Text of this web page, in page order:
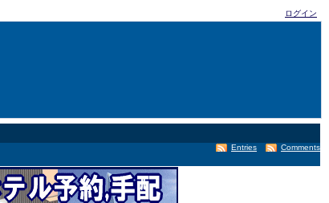
ログイン
Comments
Entries